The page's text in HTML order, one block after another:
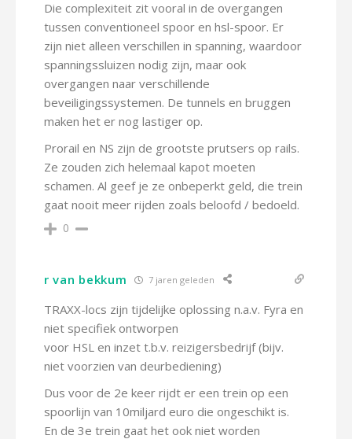
Die complexiteit zit vooral in de overgangen
tussen conventioneel spoor en hsl-spoor. Er
zijn niet alleen verschillen in spanning, waardoor
spanningssluizen nodig zijn, maar ook
overgangen naar verschillende
beveiligingssystemen. De tunnels en bruggen
maken het er nog lastiger op.
Prorail en NS zijn de grootste prutsers op rails.
Ze zouden zich helemaal kapot moeten
schamen. Al geef je ze onbeperkt geld, die trein
gaat nooit meer rijden zoals beloofd / bedoeld.
0
r van bekkum 7 jaren geleden
TRAXX-locs zijn tijdelijke oplossing n.a.v. Fyra en
niet specifiek ontworpen
voor HSL en inzet t.b.v. reizigersbedrijf (bijv.
niet voorzien van deurbediening)
Dus voor de 2e keer rijdt er een trein op een
spoorlijn van 10miljard euro die ongeschikt is.
En de 3e trein gaat het ook niet worden